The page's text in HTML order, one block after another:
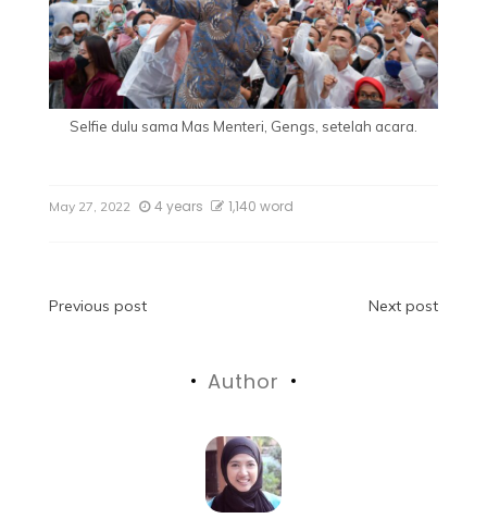
Selfie dulu sama Mas Menteri, Gengs, setelah acara.
May 27, 2022 4 years 1,140 word
Previous post Next post
Author